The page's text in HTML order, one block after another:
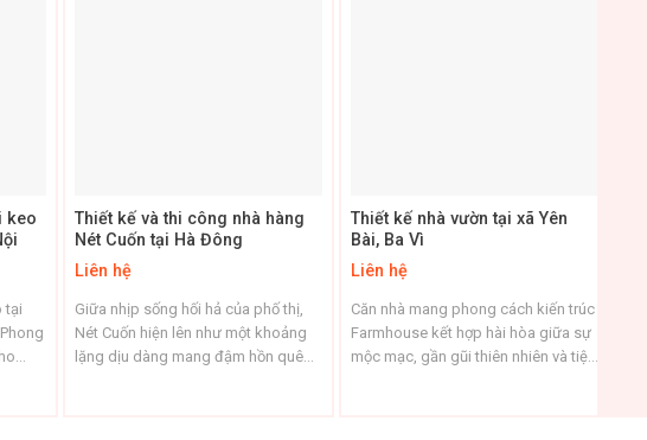
keo
tại
Thiết kế và thi công nhà hàng
Nét Cuốn tại Hà Đông
Liên hệ
Giữa nhịp sống hối hả của phố thị,
Nét Cuốn hiện lên như một khoảng
lặng dịu dàng mang đậm hồn quê
Thiết kế nhà vườn tại xã Yên
Bài, Ba Vì
Liên hệ
Căn nhà mang phong cách kiến trúc
Farmhouse kết hợp hài hòa giữa sự
mộc mạc, gần gũi thiên nhiên và tiện